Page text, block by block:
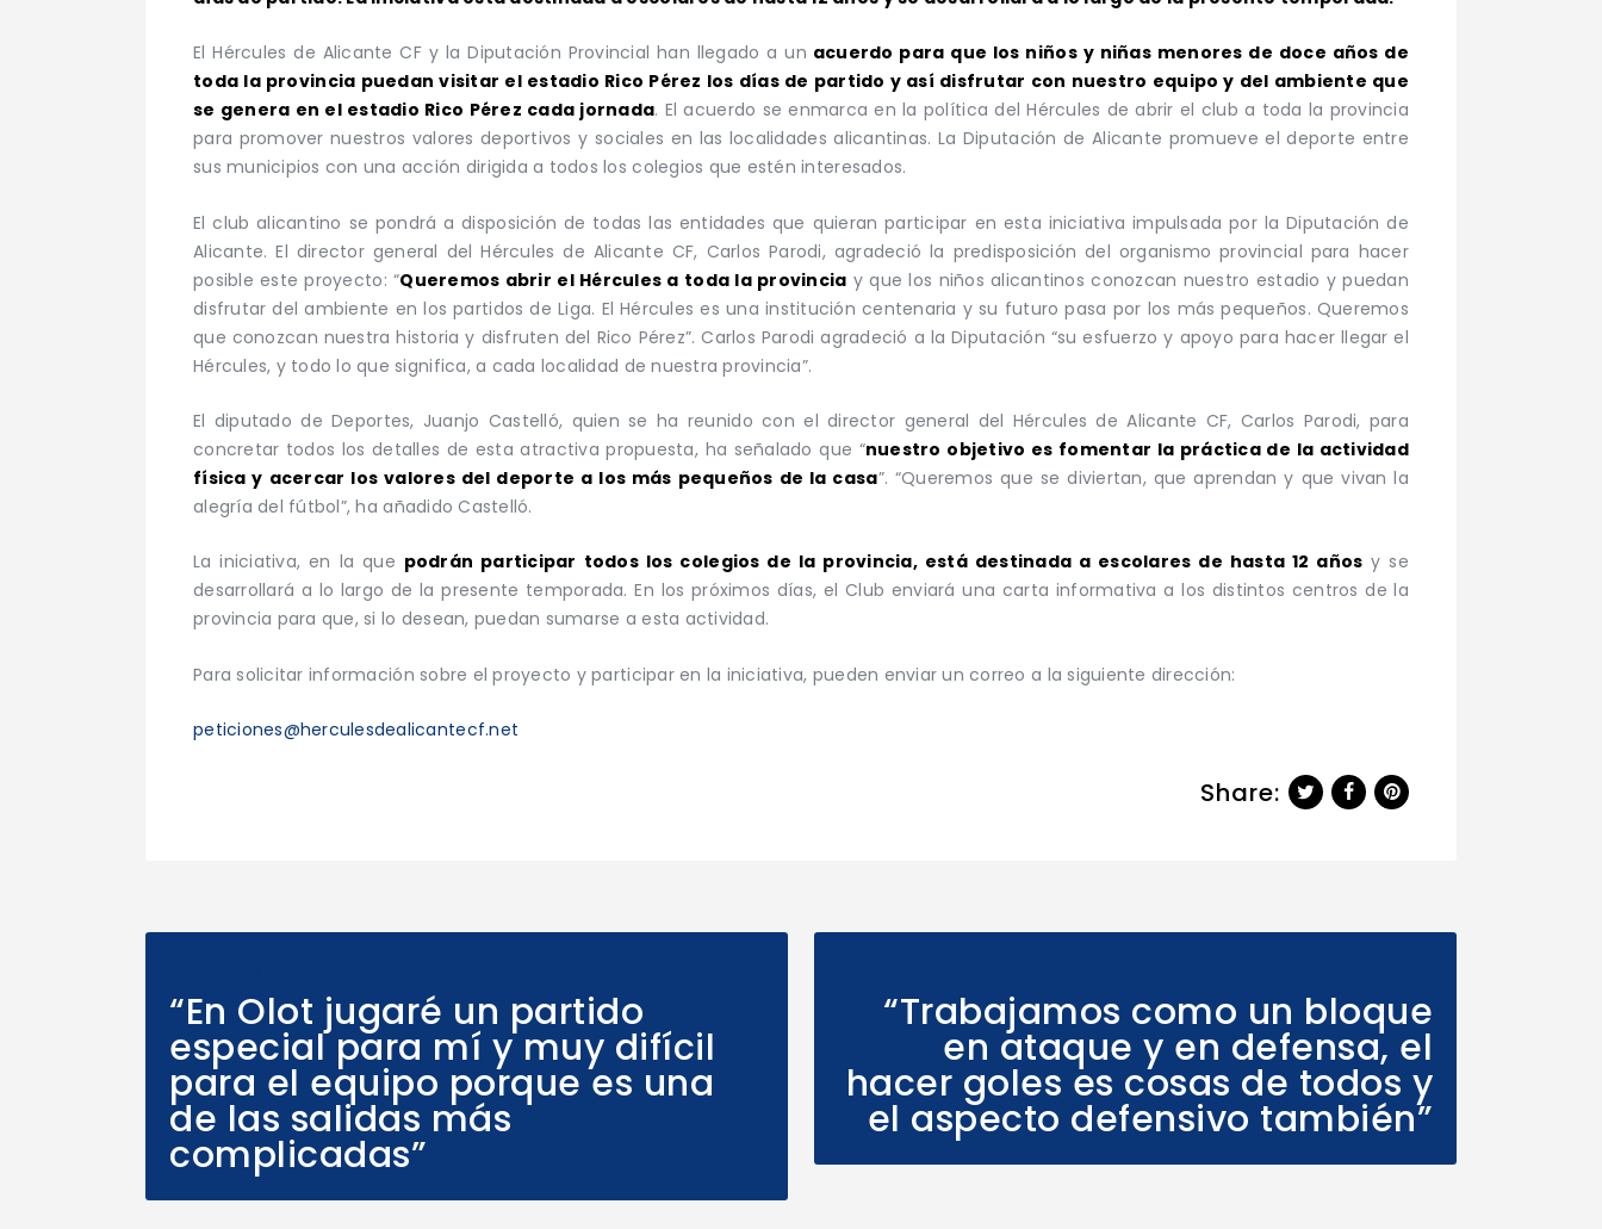
El Hércules de Alicante CF y la Diputación Provincial han llegado a un acuerdo para que los niños y niñas menores de doce años de
toda la provincia puedan visitar el estadio Rico Pérez los días de partido y así disfrutar con nuestro equipo y del ambiente que
se genera en el estadio Rico Pérez cada jornada. El acuerdo se enmarca en la política del Hércules de abrir el club a toda la provincia
para promover nuestros valores deportivos y sociales en las localidades alicantinas. La Diputación de Alicante promueve el deporte entre
sus municipios con una acción dirigida a todos los colegios que estén interesados.
El club alicantino se pondrá a disposición de todas las entidades que quieran participar en esta iniciativa impulsada por la Diputación de
Alicante. El director general del Hércules de Alicante CF, Carlos Parodi, agradeció la predisposición del organismo provincial para hacer
posible este proyecto: “Queremos abrir el Hércules a toda la provincia y que los niños alicantinos conozcan nuestro estadio y puedan
disfrutar del ambiente en los partidos de Liga. El Hércules es una institución centenaria y su futuro pasa por los más pequeños. Queremos
que conozcan nuestra historia y disfruten del Rico Pérez”. Carlos Parodi agradeció a la Diputación “su esfuerzo y apoyo para hacer llegar el
Hércules, y todo lo que significa, a cada localidad de nuestra provincia”.
El diputado de Deportes, Juanjo Castelló, quien se ha reunido con el director general del Hércules de Alicante CF, Carlos Parodi, para
concretar todos los detalles de esta atractiva propuesta, ha señalado que “nuestro objetivo es fomentar la práctica de la actividad
física y acercar los valores del deporte a los más pequeños de la casa”. “Queremos que se diviertan, que aprendan y que vivan la
alegría del fútbol”, ha añadido Castelló.
La iniciativa, en la que podrán participar todos los colegios de la provincia, está destinada a escolares de hasta 12 años y se
desarrollará a lo largo de la presente temporada. En los próximos días, el Club enviará una carta informativa a los distintos centros de la
provincia para que, si lo desean, puedan sumarse a esta actividad.
Para solicitar información sobre el proyecto y participar en la iniciativa, pueden enviar un correo a la siguiente dirección:
peticiones@herculesdealicantecf.net
Share:
“En Olot jugaré un partido
especial para mí y muy difícil
para el equipo porque es una
de las salidas más
complicadas”
“Trabajamos como un bloque
en ataque y en defensa, el
hacer goles es cosas de todos y
el aspecto defensivo también”